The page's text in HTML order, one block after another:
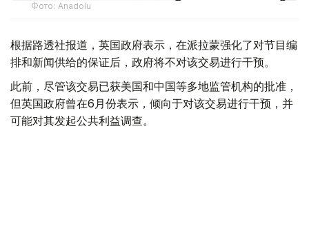
Фото: Аnadolu
根据路透社报道，英国政府表示，在派拉蒙强化了对节目编
排和新闻供给的保证后，政府将不对该交易进行干预。
此前，尽管该交易已获美国和中国等多地监管机构的批准，
但英国政府曾在6月份表示，倾向于对该交易进行干预，并
可能对其发起公共利益调查。